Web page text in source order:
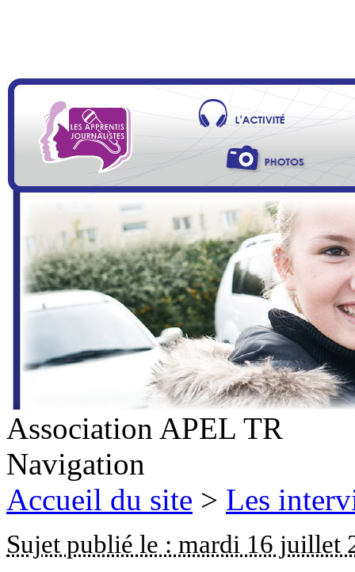
Association APEL TR
Navigation
Accueil du site > Les
Sujet publié le : mardi 16 juillet